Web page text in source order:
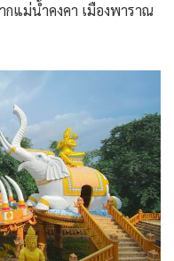
กแม่น้ำคงคา เมืองพาราณ